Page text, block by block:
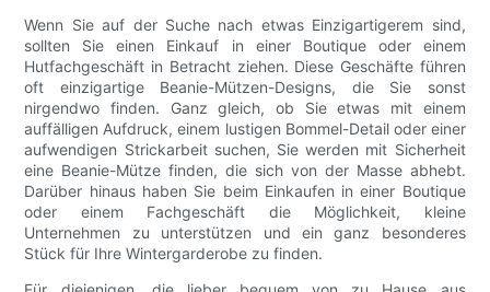
Wenn Sie auf der Suche nach etwas Einzigartigerem sind,
sollten Sie einen Einkauf in einer Boutique oder einem
Hutfachgeschäft in Betracht ziehen. Diese Geschäfte führen
oft einzigartige Beanie-Mützen-Designs, die Sie sonst
nirgendwo finden. Ganz gleich, ob Sie etwas mit einem
auffälligen Aufdruck, einem lustigen Bommel-Detail oder einer
aufwendigen Strickarbeit suchen, Sie werden mit Sicherheit
eine Beanie-Mütze finden, die sich von der Masse abhebt.
Darüber hinaus haben Sie beim Einkaufen in einer Boutique
oder einem Fachgeschäft die Möglichkeit, kleine
Unternehmen zu unterstützen und ein ganz besonderes
Stück für Ihre Wintergarderobe zu finden.